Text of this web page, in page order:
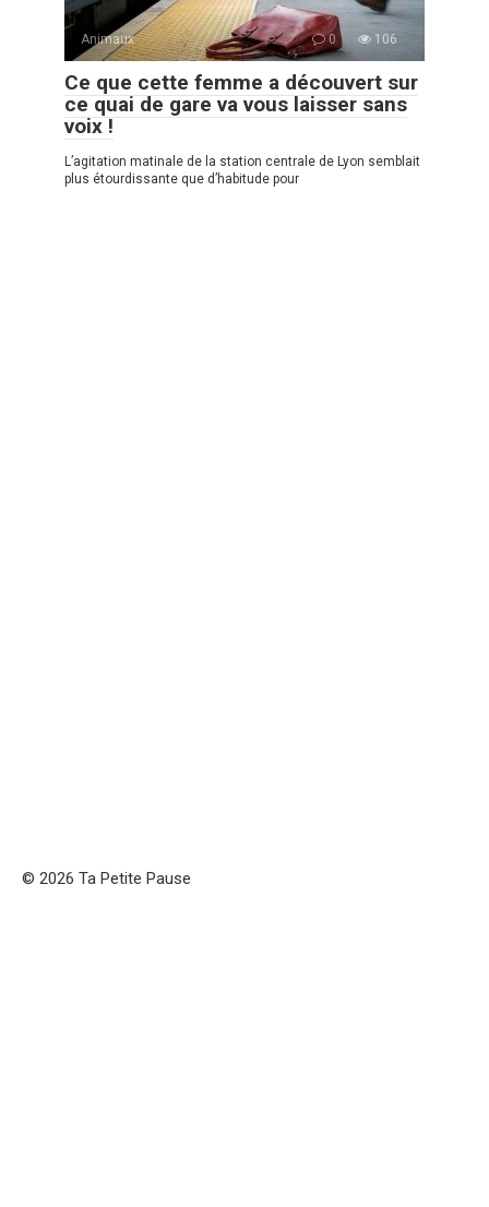
Animaux 0 106
Ce que cette femme a découvert sur
ce quai de gare va vous laisser sans
voix !
L’agitation matinale de la station centrale de Lyon semblait
plus étourdissante que d’habitude pour
© 2026 Ta Petite Pause